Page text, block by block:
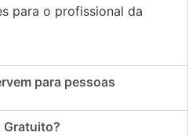
para o profissional da
para pessoas
Gratuito?